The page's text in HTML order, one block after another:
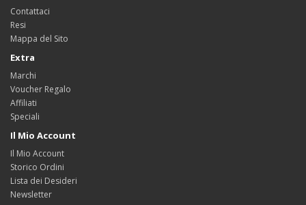
Contattaci
Resi
Mappa del Sito
Extra
Marchi
Voucher Regalo
Affiliati
Speciali
Il Mio Account
Il Mio Account
Storico Ordini
Lista dei Desideri
Newsletter